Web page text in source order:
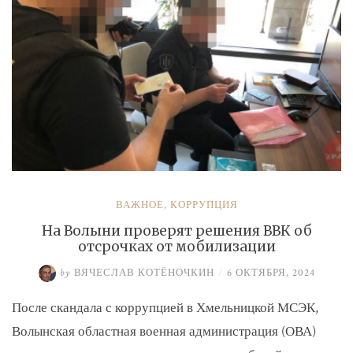
ВАЖНОЕ, КОРРУПЦИЯ
На Волыни проверят решения ВВК об
отсрочках от мобилизации
by ВЯЧЕСЛАВ КОТЁНОЧКИН / 6 ОКТЯБРЯ, 2024
После скандала с коррупцией в Хмельницкой МСЭК,
Волынская областная военная администрация (ОВА)